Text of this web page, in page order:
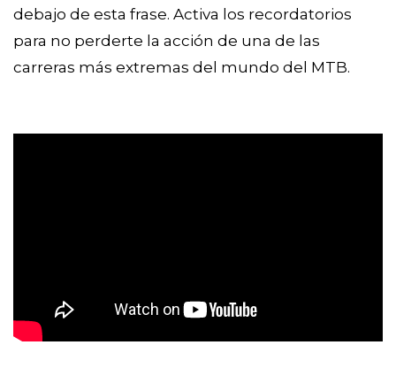
debajo de esta frase. Activa los recordatorios
para no perderte la acción de una de las
carreras más extremas del mundo del MTB.